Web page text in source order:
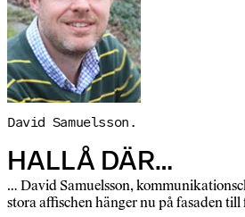
David Samuelsson.
HALLÅ DÄR…
… David Samuelsson,
stora affischen hänger nu på fasaden